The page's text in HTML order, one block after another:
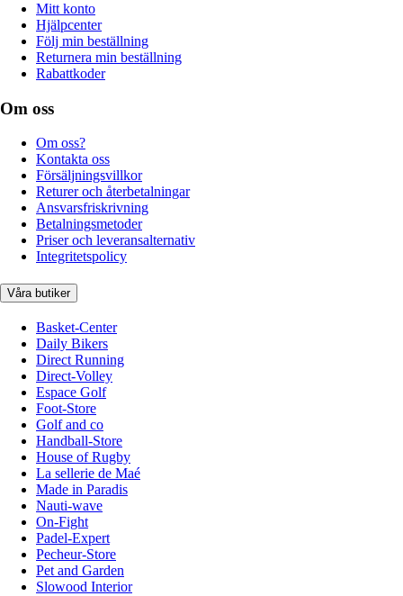
Mitt konto
Hjälpcenter
Följ min beställning
Returnera min beställning
Rabattkoder
Om oss
Om oss?
Kontakta oss
Försäljningsvillkor
Returer och återbetalningar
Ansvarsfriskrivning
Betalningsmetoder
Priser och leveransalternativ
Integritetspolicy
Våra butiker
Basket-Center
Daily Bikers
Direct Running
Direct-Volley
Espace Golf
Foot-Store
Golf and co
Handball-Store
House of Rugby
La sellerie de Maé
Made in Paradis
Nauti-wave
On-Fight
Padel-Expert
Pecheur-Store
Pet and Garden
Slowood Interior